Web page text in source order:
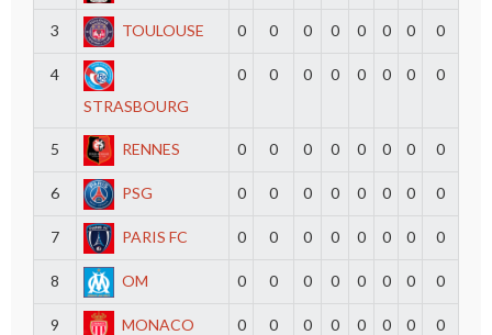
3 TOULOUSE 0 0 0 0 0 0 0 0
4
STRASBOURG
0 0 0 0 0 0 0 0
5 RENNES 0 0 0 0 0 0 0 0
6 PSG 0 0 0 0 0 0 0 0
7 PARIS FC 0 0 0 0 0 0 0 0
8 OM 0 0 0 0 0 0 0 0
9 MONACO 0 0 0 0 0 0 0 0